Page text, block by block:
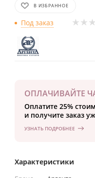
В ИЗБРАННОЕ
Под заказ
ОПЛАЧИВАЙТЕ
Оплатите 25%
и получите заказ
УЗНАТЬ ПОДРОБНЕЕ
Характеристики